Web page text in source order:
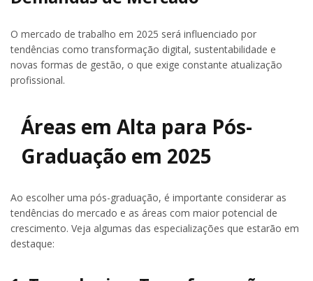
O mercado de trabalho em 2025 será influenciado por
tendências como transformação digital, sustentabilidade e
novas formas de gestão, o que exige constante atualização
profissional.
Áreas em Alta para Pós-
Graduação em 2025
Ao escolher uma pós-graduação, é importante considerar as
tendências do mercado e as áreas com maior potencial de
crescimento. Veja algumas das especializações que estarão em
destaque: